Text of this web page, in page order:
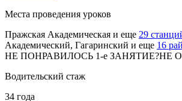
Места проведения уроков
Пражская Академическая и еще 29
Академический, Гагаринский и еще 16
НЕ ПОНРАВИЛОСЬ 1-е ЗАНЯТИЕ?НЕ
Водительский стаж
34 года